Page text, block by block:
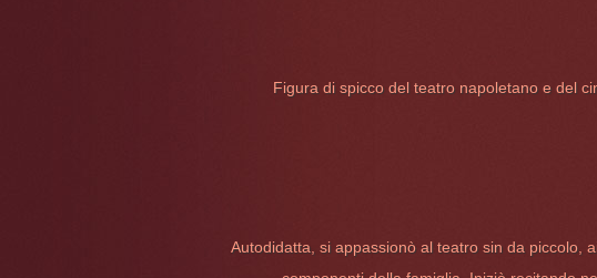
Figura di spicco del teatro napoletano e del
Autodidatta, si appassionò al teatro sin da piccolo,